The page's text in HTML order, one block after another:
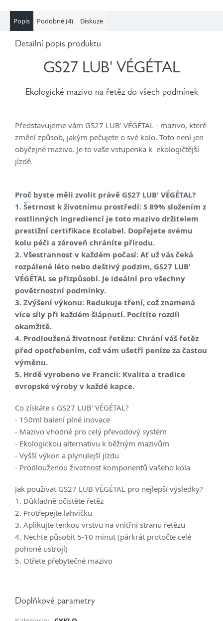
Popis Podobné (4) Diskuze
Detailní popis produktu
GS27 LUB' VÉGÉTAL
Ekologické mazivo na řetěz do všech podmínek
Představujeme vám GS27 LUB' VÉGÉTAL - mazivo, které
změní způsob, jakým pečujete o své kolo. Toto není jen
obyčejné mazivo. Je to vaše vstupenka k ekologičtější
jízdě.
Proč byste měli zvolit právě GS27 LUB' VÉGÉTAL?
1. Šetrnost k životnímu prostředí: S 89% složením z
rostlinných ingrediencí je toto mazivo držitelem
prestižní certifikace Ecolabel. Dopřejete svému
kolu péči a zároveň chráníte přírodu.
2. Všestrannost v každém počasí: Ať už vás čeká
rozpálené léto nebo deštivý podzim, GS27 LUB'
VÉGÉTAL se přizpůsobí. Je ideální pro všechny
povětrnostní podmínky.
3. Zvýšení výkonu: Redukuje tření, což znamená
více síly při každém šlápnutí. Pocítíte rozdíl
okamžitě.
4. Prodloužená životnost řetězu: Chrání váš řetěz
před opotřebením, což vám ušetří peníze za častou
výměnu.
5. Hrdě vyrobeno ve Francii: Kvalita a tradice
evropské výroby v každé kapce.
Co získáte s GS27 LUB' VÉGÉTAL?
- 150ml balení plné inovace
- Mazivo vhodné pro celý převodový systém
- Ekologickou alternativu k běžným mazivům
- Vyšší výkon a plynulejší jízdu
- Prodlouženou životnost komponentů vašeho kola
Jak používat GS27 LUB VÉGÉTAL pro nejlepší výsledky?
1. Důkladně očistěte řetěz
2. Protřepejte lahvičku
3. Aplikujte tenkou vrstvu na vnitřní stranu řetězu
4. Nechte působit 5-10 minut (párkrát protočte celé
pohoné ustrojí)
5. Otřete přebytečné mazivo
Doplňkové parametry